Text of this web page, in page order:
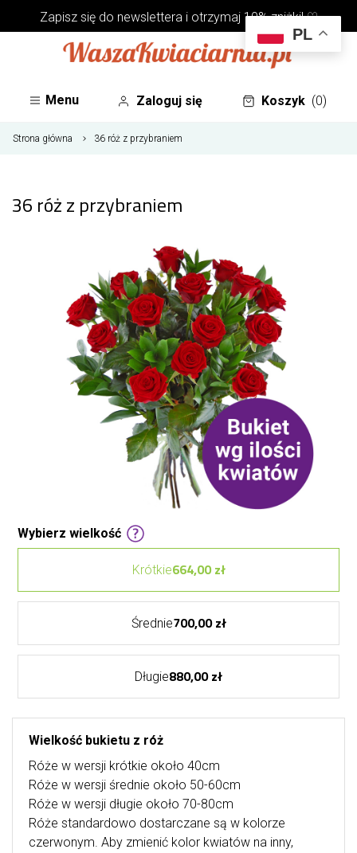
Zapisz się do newsletterai otrzymaj 10% zniżki! ♡
Menu Zaloguj się Koszyk (0)
Strona główna 36 róż z przybraniem
36 róż z przybraniem
Wybierz wielkość
Krótkie664,00 zł
Średnie700,00 zł
Długie880,00 zł
Wielkość bukietu z róż
Róże w wersji krótkie około 40cm
Róże w wersji średnie około 50-60cm
Róże w wersji długie około 70-80cm
Róże standardowo dostarczane są w kolorze
czerwonym. Aby zmienić kolor kwiatów na inny,
PL